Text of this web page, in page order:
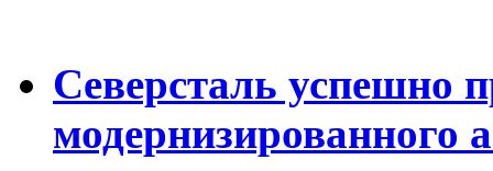
Северсталь успешно
модернизированного